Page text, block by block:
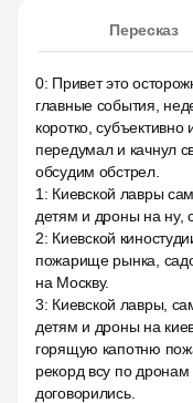
Пересказ
0: Привет это
главные события,
коротко,
передумал и качнул
обсудим обстрел.
1 : Киевской лавры
детям и дроны на ну,
2: Киевской
пожарище рынка,
на Москву.
3: Киевской лавры,
детям и дроны на
горящую капотню
рекорд всу по
договорились.